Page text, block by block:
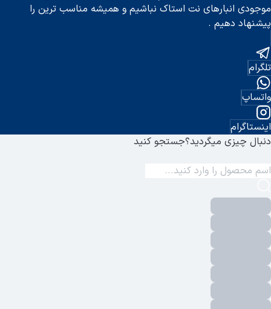
موجودی انبارهای نت استاک نباشیم و همیشه مناسب ترین را
پیشنهاد دهیم .
تلگرام
واتساپ
اینستاگرام
دنبال چیزی میگردید؟جستجو کنید